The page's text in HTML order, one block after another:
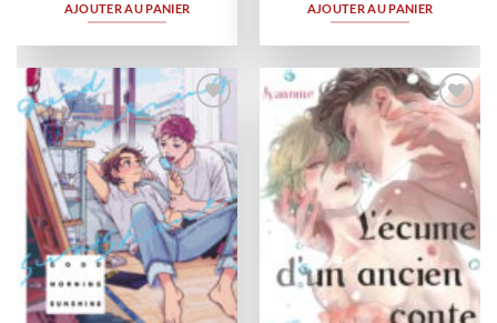
AJOUTER AU PANIER AJOUTER AU PANIER
Ajouter
à la
wishlist
Ajouter
à la
wishlist